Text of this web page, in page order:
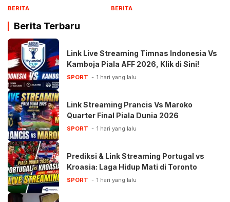
BERITA BERITA
Berita Terbaru
Link Live Streaming Timnas Indonesia Vs
Kamboja Piala AFF 2026, Klik di Sini!
SPORT 1 hari yang lalu
Link Streaming Prancis Vs Maroko
Quarter Final Piala Dunia 2026
SPORT 1 hari yang lalu
Prediksi & Link Streaming Portugal vs
Kroasia: Laga Hidup Mati di Toronto
SPORT 1 hari yang lalu